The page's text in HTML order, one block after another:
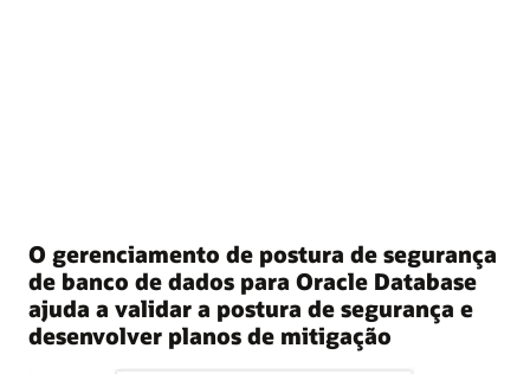
O gerenciamento de postura de segurança
de banco de dados para Oracle Database
ajuda a validar a postura de segurança e
desenvolver planos de mitigação